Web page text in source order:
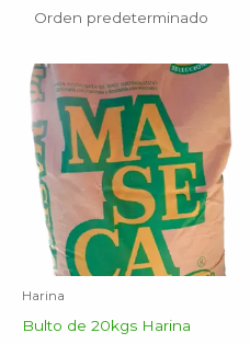
Harina
Bulto de 20kgs Harina